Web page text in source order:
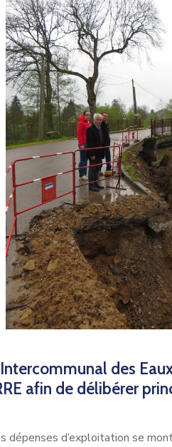
des
afin de délibérer
dépenses d’exploitation se